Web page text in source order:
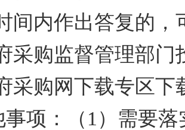
间内作出答复的
采购监督管理部
采购网下载专区下
项：
（1）需要